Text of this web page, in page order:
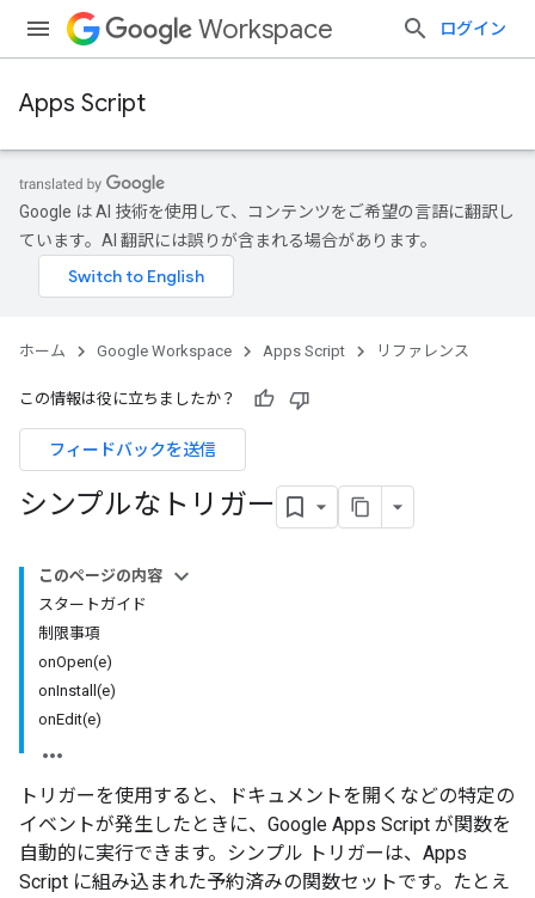
Workspace ログイン
Apps Script
Google は AI 技術を使用して、コンテンツをご希望の言語に翻訳し
ています。AI 翻訳には誤りが含まれる場合があります。
ホーム Google Workspace Apps Script リファレンス
この情報は役に立ちましたか？
フィードバックを送信
シンプルなトリガー
このページの内容
スタートガイド
制限事項
onOpen(e)
onInstall(e)
onEdit(e)
トリガーを使用すると、ドキュメントを開くなどの特定の
イベントが発生したときに、Google Apps Script が関数を
自動的に実行できます。シンプル トリガーは、Apps
Script に組み込まれた予約済みの関数セットです。たとえ